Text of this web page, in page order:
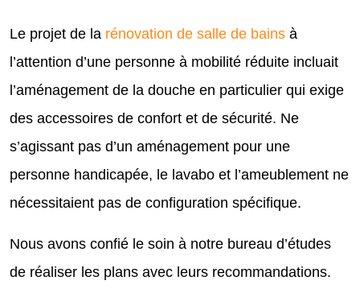
Le projet de la rénovation de salle de bains à
l’attention d’une personne à mobilité réduite incluait
l’aménagement de la douche en particulier qui exige
des accessoires de confort et de sécurité. Ne
s’agissant pas d’un aménagement pour une
personne handicapée, le lavabo et l’ameublement ne
nécessitaient pas de configuration spécifique.
Nous avons confié le soin à notre bureau d’études
de réaliser les plans avec leurs recommandations.